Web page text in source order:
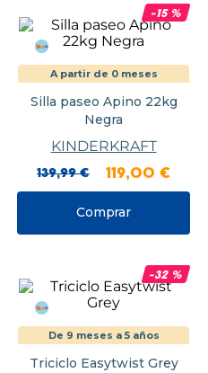
-15%
A partir de 0 meses
Silla paseo Apino 22kg
Negra
KINDERKRAFT
139,99 € 119,00 €
Comprar
-32%
De 9 meses a 5 años
Triciclo Easytwist Grey